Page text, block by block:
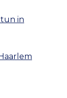
in